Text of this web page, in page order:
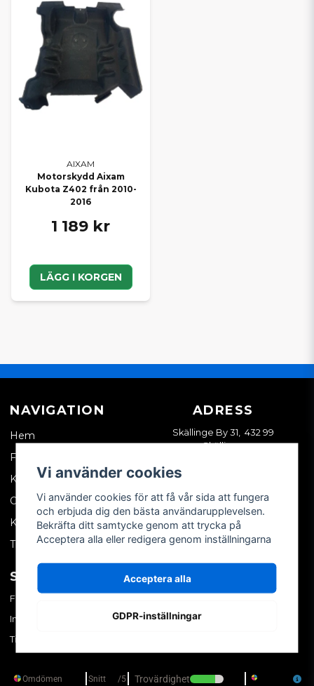
AIXAM
Motorskydd Aixam
Kubota Z402 från 2010-
2016
1 189 kr
LÄGG I KORGEN
NAVIGATION
Hem
Företagskund
Kontakta oss
Om oss
Köpvillkor
Tips & trix
ADRESS
Skällinge By 31, 432 99
Skällinge
SOCIALA MEDIER
Facebook
Instagram
TikTok
MITT KONTO
Skapa konto
Vi använder cookies
Vi använder cookies för att få vår sida att fungera
och erbjuda dig den bästa användarupplevelsen.
Bekräfta ditt samtycke genom att trycka på
Acceptera alla eller redigera genom inställningarna
Acceptera alla
GDPR-inställningar